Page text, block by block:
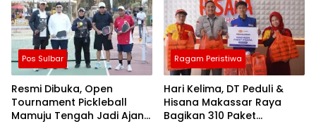
Pos Sulbar
Resmi Dibuka, Open
Tournament Pickleball
Mamuju Tengah Jadi Ajang
Ragam Peristiwa
Hari Kelima, DT Peduli &
Hisana Makassar Raya
Bagikan 310 Paket